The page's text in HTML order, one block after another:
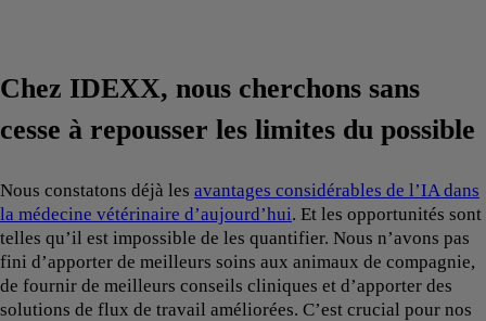
Chez IDEXX, nous cherchons sans
cesse à repousser les limites du possible
Nous constatons déjà les avantages considérables de l’IA dans
la médecine vétérinaire d’aujourd’hui. Et les opportunités sont
telles qu’il est impossible de les quantifier. Nous n’avons pas
fini d’apporter de meilleurs soins aux animaux de compagnie,
de fournir de meilleurs conseils cliniques et d’apporter des
solutions de flux de travail améliorées. C’est crucial pour nos